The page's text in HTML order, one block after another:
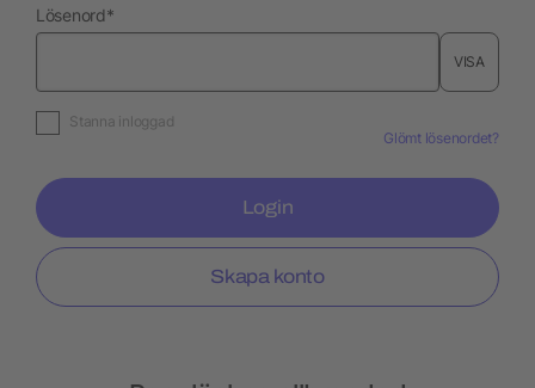
Lösenordnödvändig
*
VISA
Stanna inloggad
Glömt lösenordet?
Login
Skapa konto